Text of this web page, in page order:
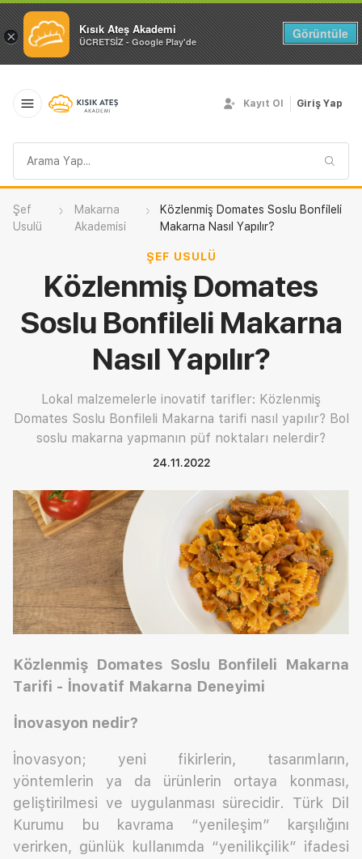
× Kısık Ateş Akademi
ÜCRETSİZ - Google Play'de
Görüntüle
sorgusu
Kayıt Ol Giriş Yap
Şef
Usulü
Makarna
Akademisi
Közlenmiş Domates Soslu Bonfileli
Makarna Nasıl Yapılır?
ŞEF USULÜ
Közlenmiş Domates
Soslu Bonfileli Makarna
Nasıl Yapılır?
Lokal malzemelerle inovatif tarifler: Közlenmiş
Domates Soslu Bonfileli Makarna tarifi nasıl yapılır? Bol
soslu makarna yapmanın püf noktaları nelerdir?
24.11.2022
Közlenmiş Domates Soslu Bonfileli Makarna
Tarifi - İnovatif Makarna Deneyimi
İnovasyon nedir?
İnovasyon; yeni fikirlerin, tasarımların,
yöntemlerin ya da ürünlerin ortaya konması,
geliştirilmesi ve uygulanması sürecidir. Türk Dil
Kurumu bu kavrama “yenileşim” karşılığını
verirken, günlük kullanımda “yenilikçilik” ifadesi